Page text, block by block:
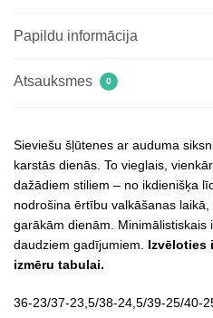
Papildu informācija
Atsauksmes 0
Sieviešu šļūtenes ar auduma
karstās dienās. To vieglais,
dažādiem stiliem – no ikdienišķa
nodrošina ērtību valkāšanas
garākām dienām. Minimālistiskais
daudziem gadījumiem. Izvēloties
izmēru tabulai.
36-23/37-23,5/38-24,5/39-25/40-